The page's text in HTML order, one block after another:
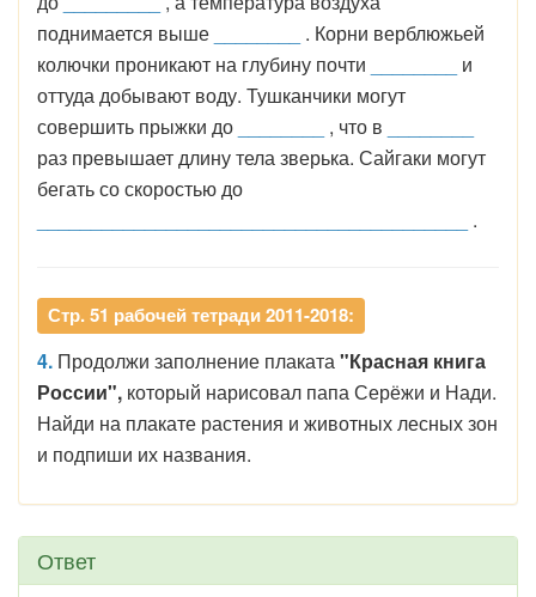
поднимается выше
. Корни верблюжьей
колючки проникают на глубину почти
и
оттуда добывают воду. Тушканчики могут
совершить прыжки до
, что в
раз превышает длину тела зверька. Сайгаки могут
бегать со скоростью до
.
Стр. 51 рабочей тетради 2011-2018:
4. Продолжи заполнение плаката"Красная книга
России", который нарисовал папа Серёжи и Нади.
Найди на плакате растения и животных лесных зон
и подпиши их названия.
Ответ